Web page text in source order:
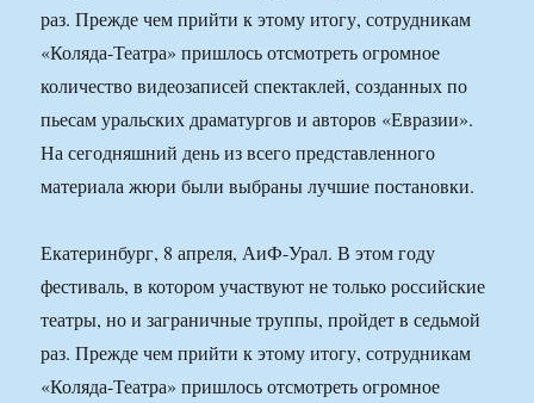
раз. Прежде чем прийти к этому итогу, сотрудникам
«Коляда-Театра» пришлось отсмотреть огромное
количество видеозаписей спектаклей, созданных по
пьесам уральских драматургов и авторов «Евразии».
На сегодняшний день из всего представленного
материала жюри были выбраны лучшие постановки.
Екатеринбург, 8 апреля, АиФ-Урал. В этом году
фестиваль, в котором участвуют не только российские
театры, но и заграничные труппы, пройдет в седьмой
раз. Прежде чем прийти к этому итогу, сотрудникам
«Коляда-Театра» пришлось отсмотреть огромное